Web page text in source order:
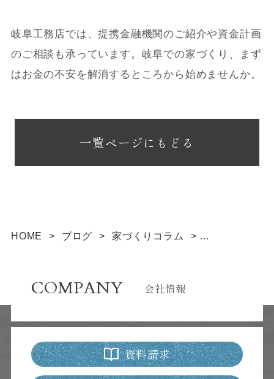
岐阜工務店では、提携金融機関のご紹介や資金計画
のご相談も承っています。岐阜での家づくり、まず
はお金の不安を解消するところから始めませんか。
一覧ページにもどる
HOME > ブログ > 家づくりコラム
>
COMPANY 会社情報
資料請求